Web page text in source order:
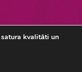
kvalitāti un